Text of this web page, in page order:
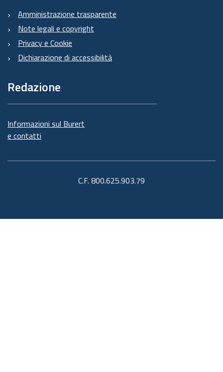
Amministrazione trasparente
Note legali e copyright
Privacy e Cookie
Dichiarazione di accessibilità
Redazione
Informazioni sul Burert
e contatti
C.F. 800.625.903.79